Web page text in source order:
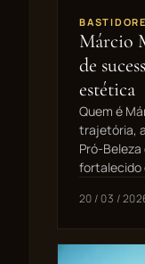
Márcio
de
estética
Quem é
trajetória,
Pró-
fortalecido
20 / 03 /